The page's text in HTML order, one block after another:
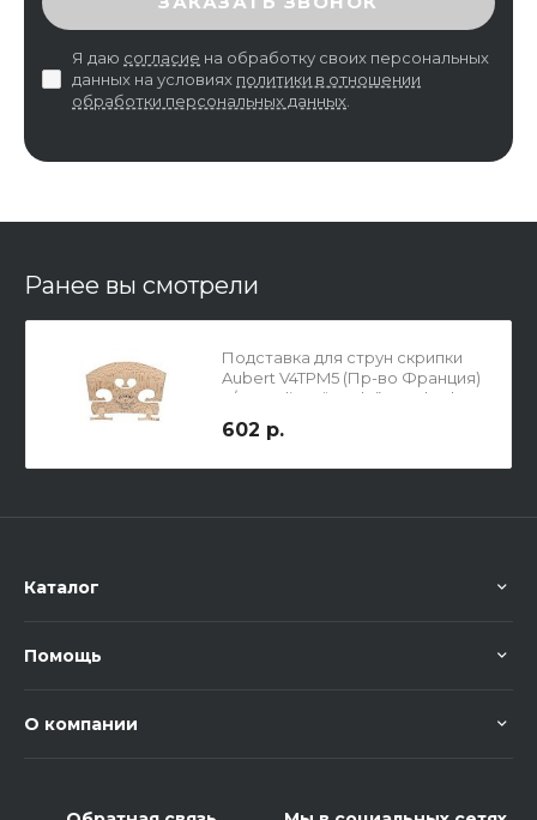
Я даю согласие на обработку своих персональных
данных на условиях политики в отношении
обработки персональных данных
Ранее вы смотрели
Подставка для струн скрипки
Aubert V4TPM5 (Пр-во Франция)
4/4, Quality 5 “Etude” standard ,
ГОТОВАЯ К ПРИМЕНЕНИЮ
602 р.
Каталог
Помощь
О компании